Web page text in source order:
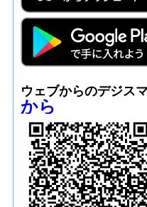
ウェブからのデジス
から